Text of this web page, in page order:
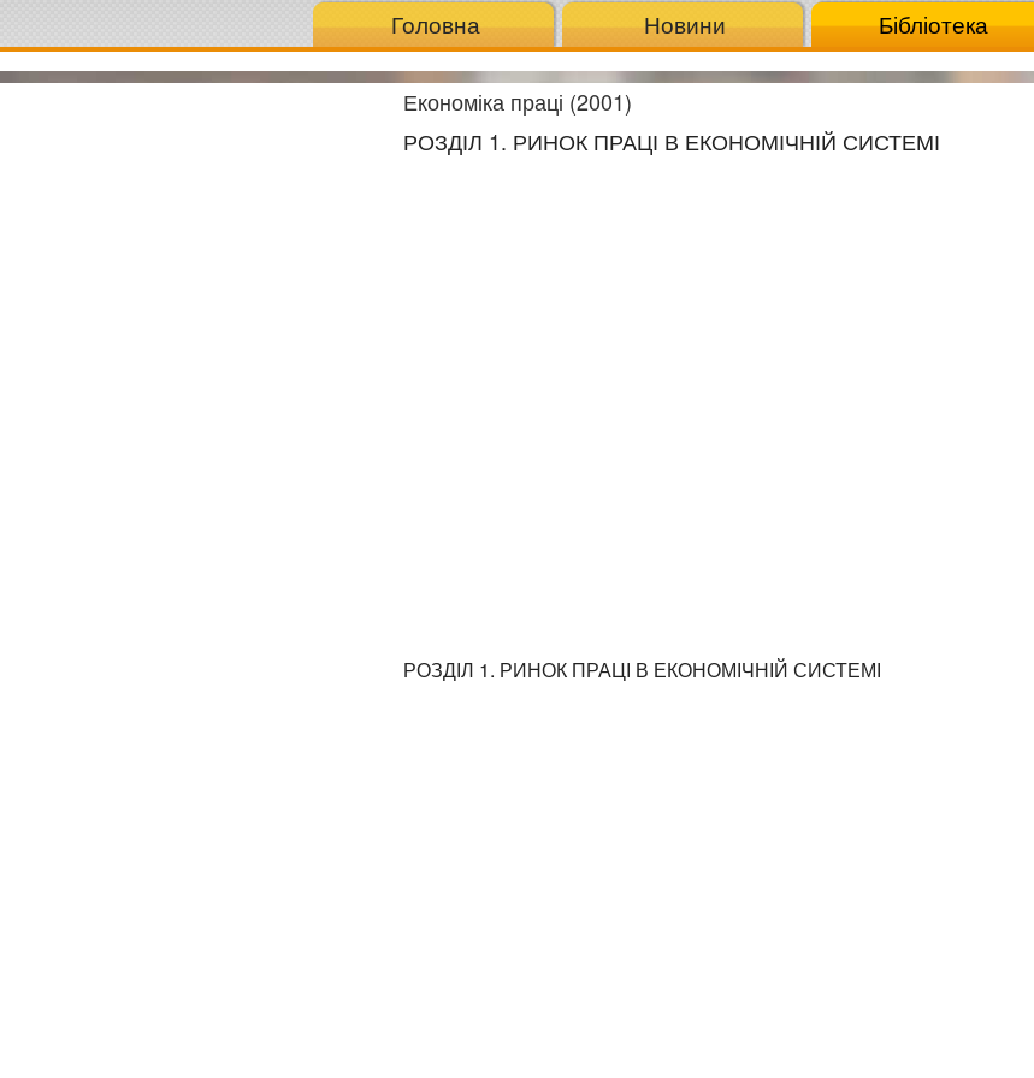
Головна Новини Бібліотека
Економіка праці (2001)
РОЗДІЛ 1. РИНОК ПРАЦІ В ЕКОНОМІЧНІЙ СИСТЕМІ
РОЗДІЛ 1. РИНОК ПРАЦІ В ЕКОНОМІЧНІЙ СИСТЕМІ